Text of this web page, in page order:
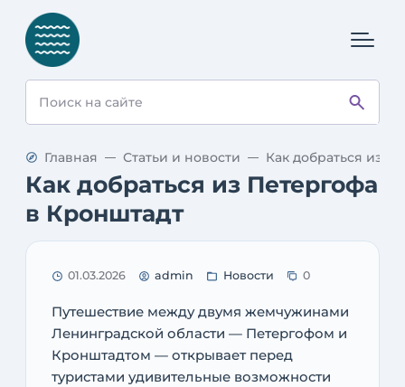
Как добраться из Петергофа
в Кронштадт
Главная Статьи и новости Как добраться из
01.03.2026 admin Новости 0
Путешествие между двумя жемчужинами
Ленинградской области — Петергофом и
Кронштадтом — открывает перед
туристами удивительные возможности